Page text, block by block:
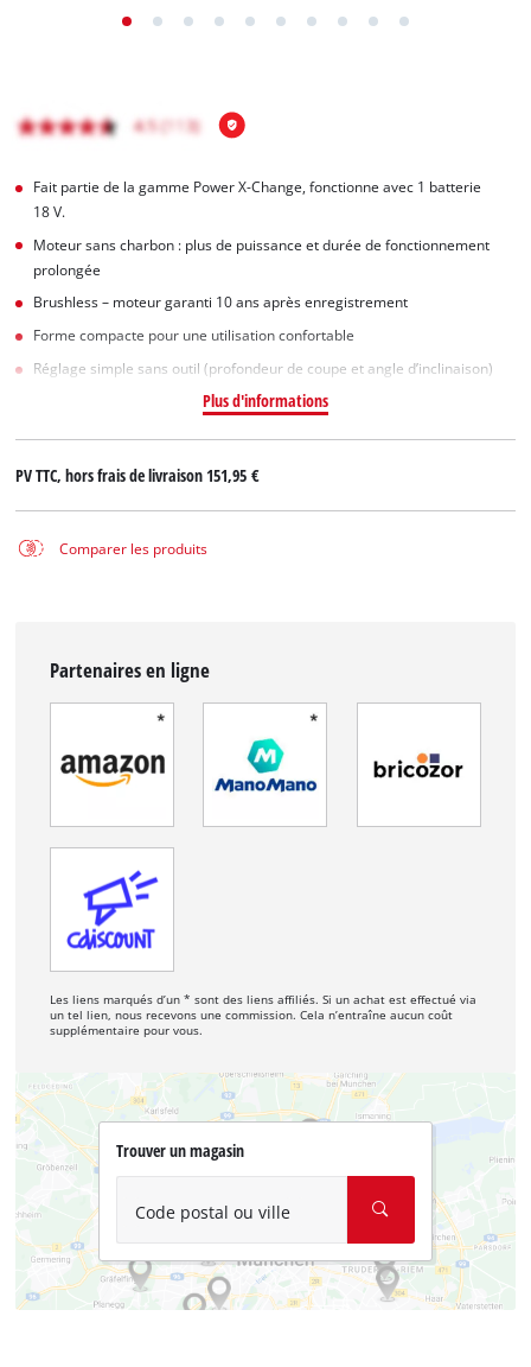
Fait partie de la gamme Power X-Change, fonctionne avec 1 batterie
18 V.
Moteur sans charbon : plus de puissance et durée de fonctionnement
prolongée
Brushless – moteur garanti 10 ans après enregistrement
Forme compacte pour une utilisation confortable
Réglage simple sans outil (profondeur de coupe et angle d’inclinaison)
Plus d'informations
PV TTC, hors frais de livraison151,95 €
Comparer les produits
Partenaires en ligne
Les liens marqués d’un * sont des liens affiliés. Si un achat est effectué via
un tel lien, nous recevons une commission. Cela n’entraîne aucun coût
supplémentaire pour vous.
Trouver un magasin
Code postal ou ville